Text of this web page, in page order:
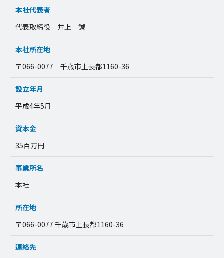
本社代表者
代表取締役 井上 誠
本社所在地
〒066-0077 千歳市上長都1160-36
設立年月
平成4年5月
資本金
35百万円
事業所名
本社
所在地
〒066-0077 千歳市上長都1160-36
連絡先